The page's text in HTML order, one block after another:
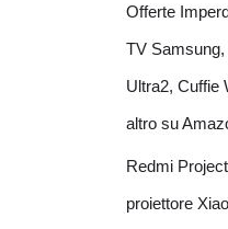
Offerte
TV
Ultra2, Cuffie
altro su
Redmi
proiettore